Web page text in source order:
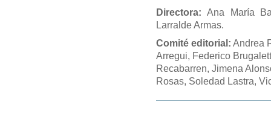
Directora:Ana María
Larralde Armas.
Comité editorial: Andrea
Arregui, Federico
Recabarren, Jimena
Rosas, Soledad Lastra,